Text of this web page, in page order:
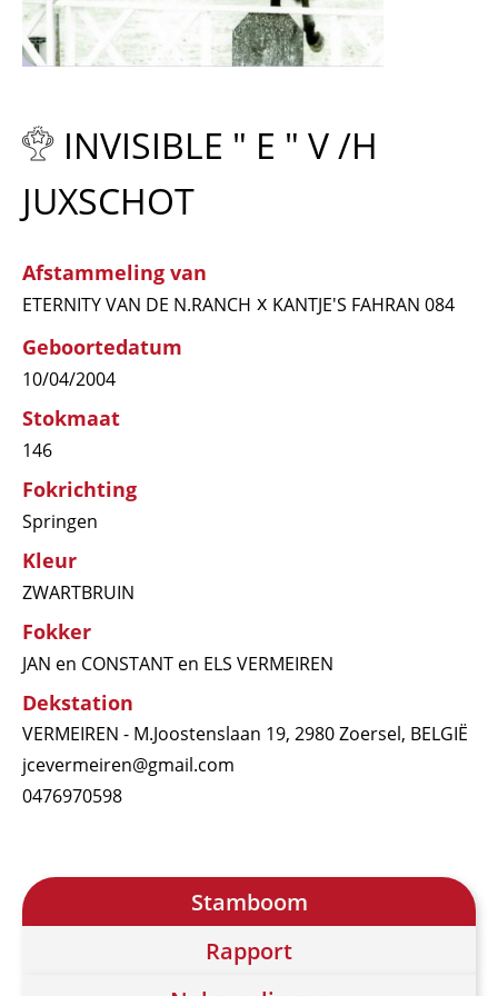
INVISIBLE " E " V /H
JUXSCHOT
Afstammeling van
ETERNITY VAN DE N.RANCH x KANTJE'S FAHRAN 084
Geboortedatum
10/04/2004
Stokmaat
146
Fokrichting
Springen
Kleur
ZWARTBRUIN
Fokker
JAN en CONSTANT en ELS VERMEIREN
Dekstation
VERMEIREN - M.Joostenslaan 19, 2980 Zoersel, BELGIË
jcevermeiren@gmail.com
0476970598
Stamboom
Rapport